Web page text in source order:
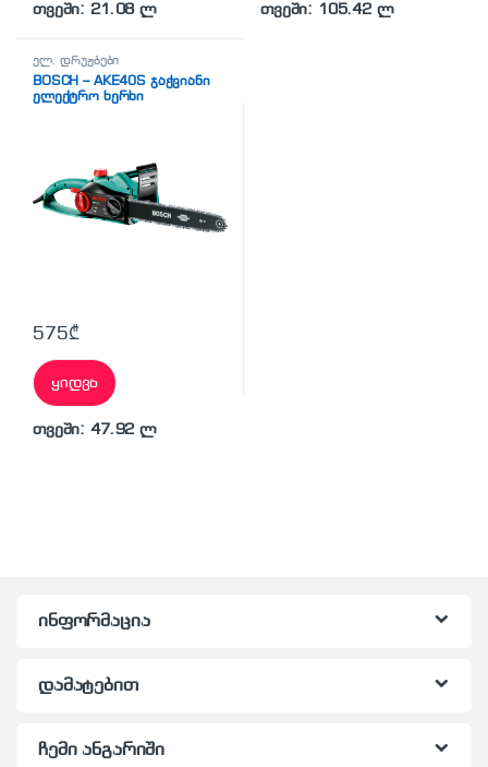
თვეში: 21.08 ლ თვეში: 105.42 ლ
ელ. დრუჟბები
BOSCH – AKE40S ჯაჭვიანი
ელექტრო ხერხი
575₾
ყიდვა
თვეში: 47.92 ლ
ინფორმაცია
დამატებით
ჩემი ანგარიში